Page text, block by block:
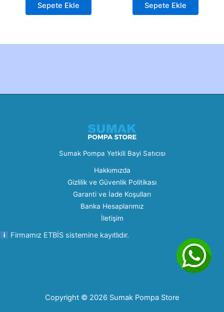
Sepete Ekle Sepete Ekle
Sumak Pompa Yetkili Bayi Satıcısı
Hakkımızda
Gizlilik ve Güvenlik Politikası
Garanti ve İade Koşulları
Banka Hesaplarımız
İletişim
Firmamız ETBİS sistemine kayıtlıdır.
Copyright © 2026 Sumak Pompa Store